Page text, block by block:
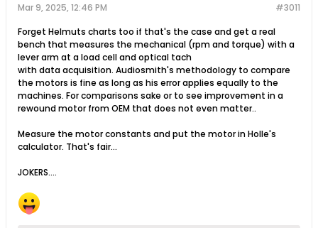
#3011
Mar 9, 2025, 12:46 PM
Forget Helmuts charts too if that's the case and get a real
bench that measures the mechanical (rpm and torque) with a
lever arm at a load cell and optical tach
with data acquisition. Audiosmith's methodology to compare
the motors is fine as long as his error applies equally to the
machines. For comparisons sake or to see improvement in a
rewound motor from OEM that does not even matter..
Measure the motor constants and put the motor in Holle's
calculator. That's fair...
JOKERS....